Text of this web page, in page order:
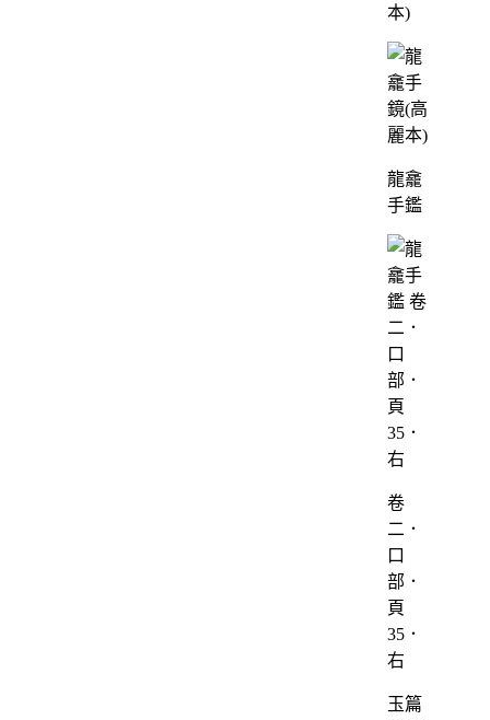
本)
龍龕
手鑑
卷
二．
口
部．
頁
35．
右
玉篇